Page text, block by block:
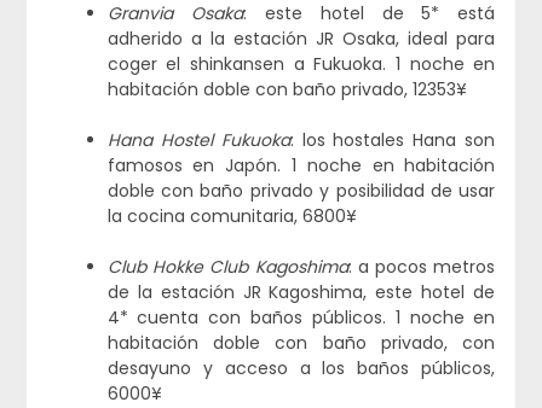
Granvia Osaka: este hotel de 5* está
adherido a la estación JR Osaka, ideal para
coger el shinkansen a Fukuoka. 1 noche en
habitación doble con baño privado, 12353¥
Hana Hostel Fukuoka: los hostales Hana son
famosos en Japón. 1 noche en habitación
doble con baño privado y posibilidad de usar
la cocina comunitaria, 6800¥
Club Hokke Club Kagoshima: a pocos metros
de la estación JR Kagoshima, este hotel de
4* cuenta con baños públicos. 1 noche en
habitación doble con baño privado, con
desayuno y acceso a los baños públicos,
6000¥